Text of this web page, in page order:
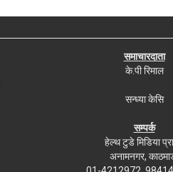
समाचारदाता
के.पी रिमाल
सन्ध्या केसि
सम्पर्क
हेल्थ टुडे मिडिया
अनामनगर,